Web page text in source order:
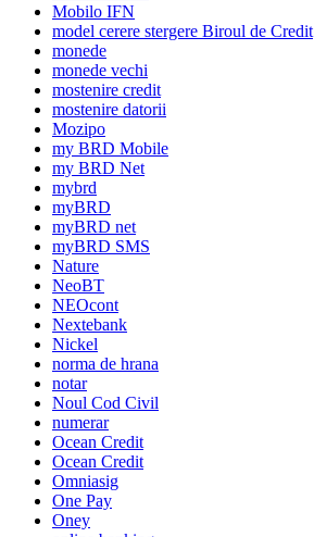
Mobilo IFN
model cerere stergere Biroul de Credit
monede
monede vechi
mostenire credit
mostenire datorii
Mozipo
my BRD Mobile
my BRD Net
mybrd
myBRD
myBRD net
myBRD SMS
Nature
NeoBT
NEOcont
Nextebank
Nickel
norma de hrana
notar
Noul Cod Civil
numerar
Ocean Credit
Ocean Credit
Omniasig
One Pay
Oney